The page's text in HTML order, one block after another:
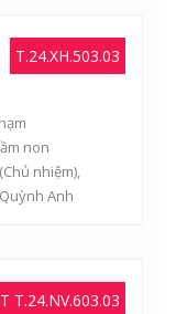
T.24.XH.503.03
non
(Chủ nhiệm),
Anh
T.24.NV.603.03